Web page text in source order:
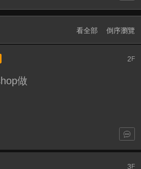
看全部 倒序瀏覽
2F
做
3F